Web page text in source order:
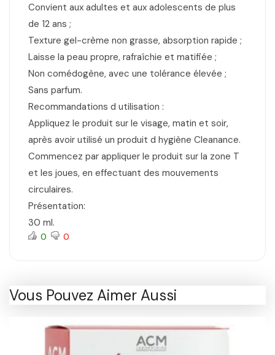
Convient aux adultes et aux adolescents de plus
de 12 ans ;
Texture gel-crème non grasse, absorption rapide ;
Laisse la peau propre, rafraîchie et matifiée ;
Non comédogène, avec une tolérance élevée ;
Sans parfum.
Recommandations d utilisation :
Appliquez le produit sur le visage, matin et soir,
après avoir utilisé un produit d hygiène Cleanance.
Commencez par appliquer le produit sur la zone T
et les joues, en effectuant des mouvements
circulaires.
Présentation:
30 ml.
0 0
Vous Pouvez Aimer Aussi